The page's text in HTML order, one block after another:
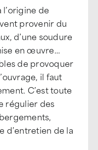
de
provenir du
d’une soudure
en œuvre…
de provoquer
il faut
C’est toute
régulier des
d’entretien de la